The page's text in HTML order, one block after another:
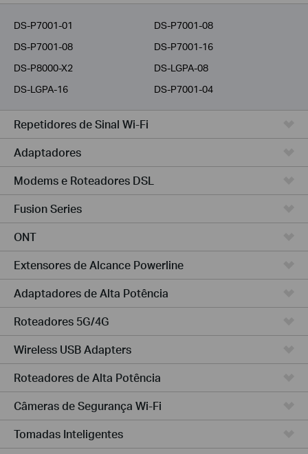
Provedores
DS-P7001-01
DS-P7001-08
DS-P7001-08
DS-P7001-16
DS-P8000-X2
DS-LGPA-08
DS-LGPA-16
DS-P7001-04
Repetidores de Sinal Wi-Fi
Adaptadores
Modems e Roteadores DSL
Fusion Series
ONT
Extensores de Alcance Powerline
Adaptadores de Alta Potência
Roteadores 5G/4G
Wireless USB Adapters
Roteadores de Alta Potência
Câmeras de Segurança Wi-Fi
Tomadas Inteligentes